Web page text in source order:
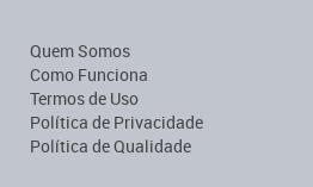
Quem Somos
Como Funciona
Termos de Uso
Política de Privacidade
Política de Qualidade